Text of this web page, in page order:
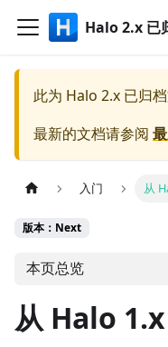
Halo 2.x 已
此为 Halo 2.x 已归
最新的文档请参阅
入门 从
版本：Next
本页总览
从 Halo